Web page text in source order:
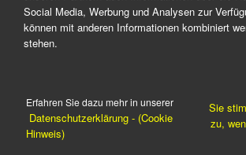
Überreichung des Leistungsabzeichen durch KBM F.
Blau)
Social Media, Werbung und Analysen zur
können mit anderen Informationen kombiniert
stehen.
Erfahren Sie dazu mehr in unserer
Datenschutzerklärung - (Cookie
Hinweis)
Sie
zu,